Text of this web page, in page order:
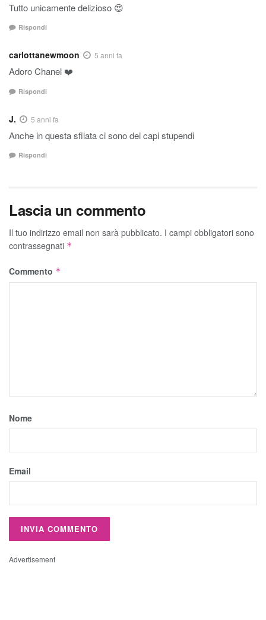
Tutto unicamente delizioso 😍
Rispondi
carlottanewmoon 5 anni fa
Adoro Chanel ❤️
Rispondi
J. 5 anni fa
Anche in questa sfilata ci sono dei capi stupendi
Rispondi
Lascia un commento
Il tuo indirizzo email non sarà pubblicato. I campi obbligatori sono
contrassegnati *
Commento *
Nome
Email
Advertisement